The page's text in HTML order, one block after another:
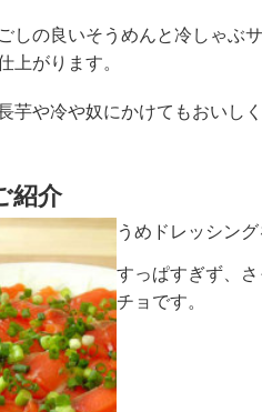
しの良いそうめんと冷しゃぶ
上がります。
芋や冷や奴にかけてもおいし
紹介
うめドレッシン
すっぱすぎず、
チョです。